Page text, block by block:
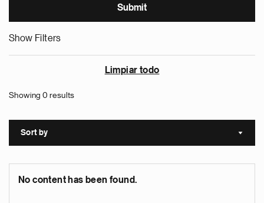
Show Filters
Limpiar todo
Showing 0 results
Sort by Sort
No content has been found.